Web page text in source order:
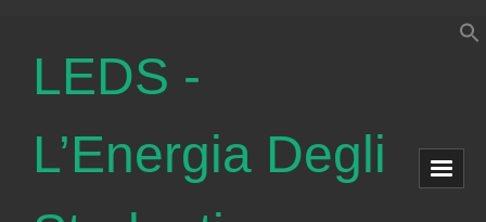
LEDS -
L’Energia Degli